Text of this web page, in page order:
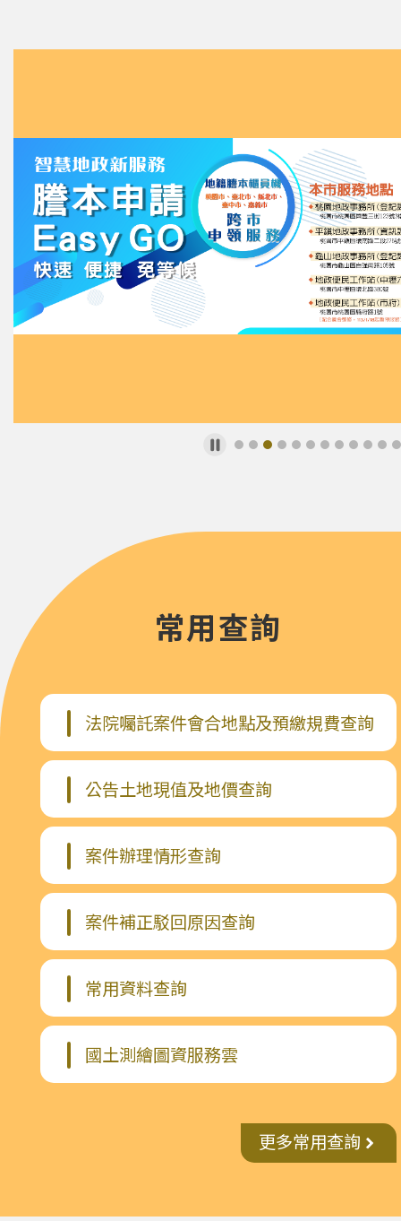
好孕專車115年2月1日起可於市民卡APP
好孕專車「一生好運卡」享婦幼友善商家
好孕專車延長補助效期至產後1年，不限
「賄選檢舉專線0800-024-099#4」
常用查詢
法院囑託案件會合地點及預繳規費查詢
公告土地現值及地價查詢
案件辦理情形查詢
案件補正駁回原因查詢
常用資料查詢
國土測繪圖資服務雲
更多常用查詢